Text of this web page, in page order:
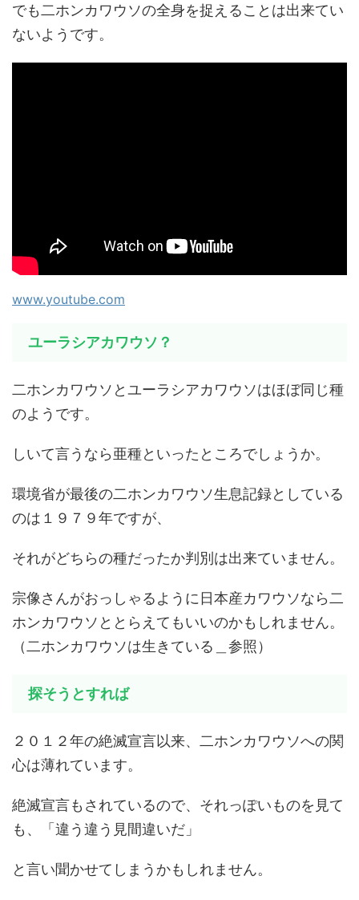
でも二ホンカワウソの全身を捉えることは出来てい
ないようです。
www.youtube.com
ユーラシアカワウソ？
二ホンカワウソとユーラシアカワウソはほぼ同じ種
のようです。
しいて言うなら亜種といったところでしょうか。
環境省が最後の二ホンカワウソ生息記録としている
のは１９７９年ですが、
それがどちらの種だったか判別は出来ていません。
宗像さんがおっしゃるように日本産カワウソなら二
ホンカワウソととらえてもいいのかもしれません。
（二ホンカワウソは生きている＿参照）
探そうとすれば
２０１２年の絶滅宣言以来、二ホンカワウソへの関
心は薄れています。
絶滅宣言もされているので、それっぽいものを見て
も、「違う違う見間違いだ」
と言い聞かせてしまうかもしれません。